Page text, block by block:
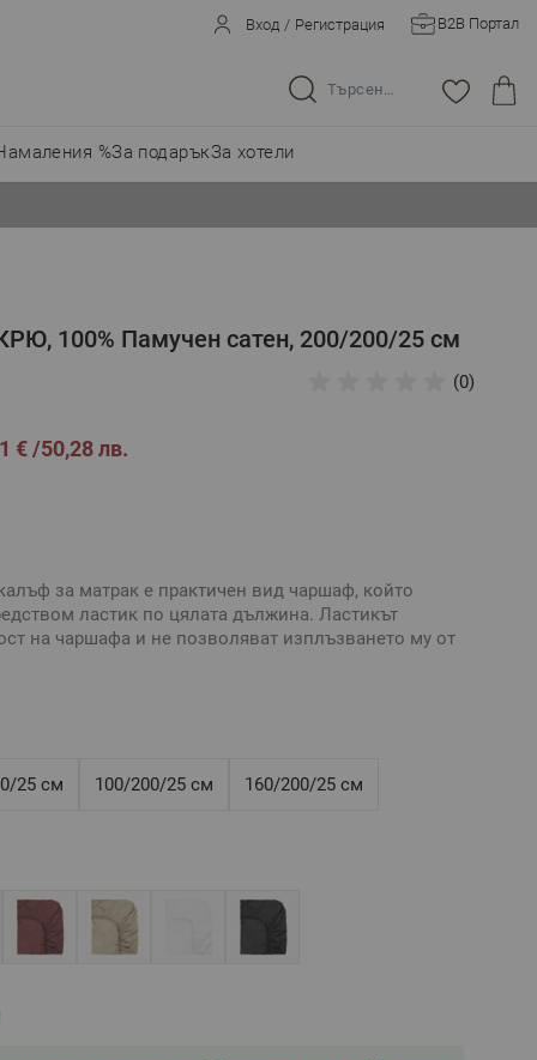
Вход / Регистрация B2B Портал
Търсене в целия магазин...
%За подаръкЗа хотели
100% Памучен сатен, 200/200/25 см
(0)
€ 50,28 лв.
за матрак е практичен вид чаршаф, който
ластик по цялата дължина. Ластикът
на чаршафа и не позволяват изплъзването му от
дължина, ширина и дебелина.
и е възможно разминаване в тоновете и
25 см 100/200/25 см 160/200/25 см